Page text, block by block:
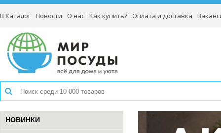
В Каталог Новости О нас Как купить? Оплата и доставка
НОВИНКИ